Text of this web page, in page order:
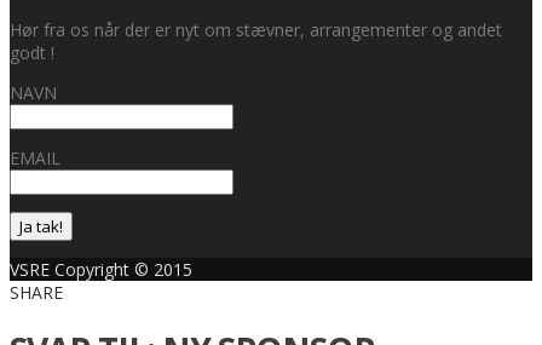
Hør fra os når der er nyt om stævner, arrangementer og andet
godt !
NAVN
EMAIL
Ja tak!
VSRE Copyright © 2015
SHARE